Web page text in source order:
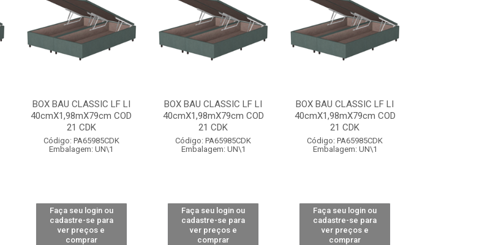
BOX BAU CLASSIC LF LI
40cmX1,98mX79cm COD
21 CDK
Código: PA65985CDK
Embalagem: UN\1
Faça seu login ou
cadastre-se para
ver preços e
comprar
BOX BAU CLASSIC LF LI
40cmX1,98mX79cm COD
21 CDK
Código: PA65985CDK
Embalagem: UN\1
Faça seu login ou
cadastre-se para
ver preços e
comprar
BOX BAU CLASSIC LF LI
40cmX1,98mX79cm COD
21 CDK
Código: PA65985CDK
Embalagem: UN\1
Faça seu login ou
cadastre-se para
ver preços e
comprar